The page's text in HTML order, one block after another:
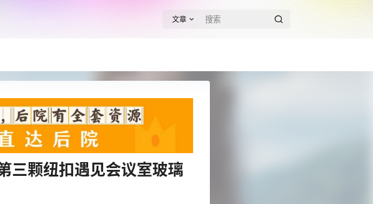
文章
三颗纽扣遇见会议室玻璃